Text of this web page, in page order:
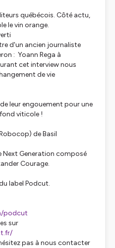
québécois. Côté actu,
le vin orange.
d'un ancien journaliste
: Yoann Rega à
cet interview nous
de vie
leur engouement pour une
viticole !
de Basil
Next Generation composé
Courage.
label Podcut.
podcut
sur
pas à nous contacter